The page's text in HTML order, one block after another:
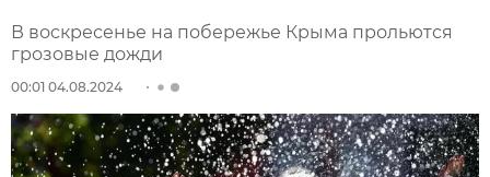
В воскресенье на побережье Крыма прольются
грозовые дожди
00:01 04.08.2024